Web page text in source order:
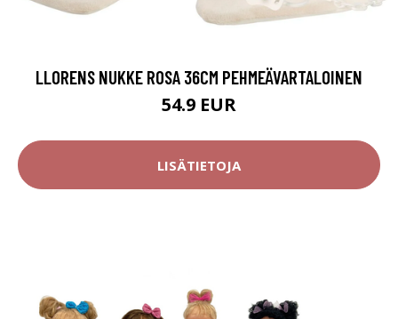
LLORENS NUKKE ROSA 36CM PEHMEÄVARTALOINEN
54.9 EUR
LISÄTIETOJA